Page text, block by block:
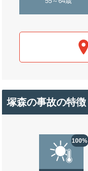
塚森の事故の特徴
100%